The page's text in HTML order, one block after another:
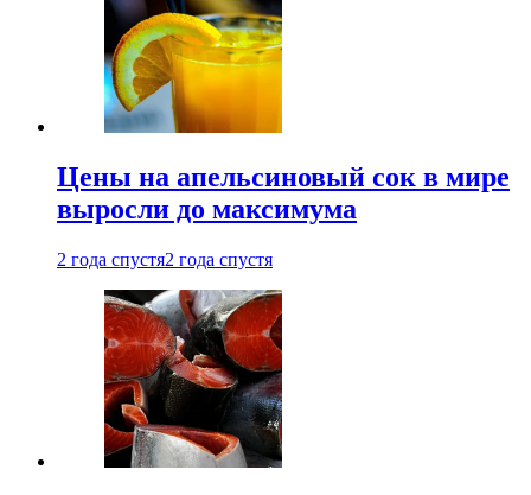
Цены на апельсиновый сок в мире
выросли до максимума
2 года спустя2 года спустя